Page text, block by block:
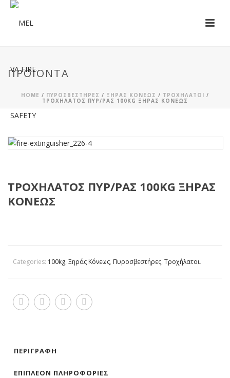
ΠΡΟΪΌΝΤΑ
HOME / ΠΥΡΟΣΒΕΣΤΉΡΕΣ / ΞΗΡΆΣ ΚΌΝΕΩΣ / ΤΡΟΧΉΛΑΤΟΙ /
ΤΡΟΧΉΛΑΤΟΣ ΠΥΡ/ΡΑΣ 100KG ΞΗΡΆΣ ΚΌΝΕΩΣ
ΤΡΟΧΉΛΑΤΟΣ ΠΥΡ/ΡΑΣ 100KG ΞΗΡΆΣ
ΚΌΝΕΩΣ
Categories: 100kg, Ξηράς Κόνεως, Πυροσβεστήρες, Τροχήλατοι.
ΠΕΡΙΓΡΑΦΉ
ΕΠΙΠΛΈΟΝ ΠΛΗΡΟΦΟΡΊΕΣ